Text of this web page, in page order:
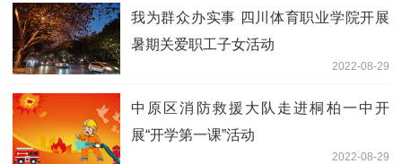
我为群众办实事 四川体育职业学院开展
暑期关爱职工子女活动
2022-08-29
中原区消防救援大队走进桐柏一中开
展“开学第一课”活动
2022-08-29